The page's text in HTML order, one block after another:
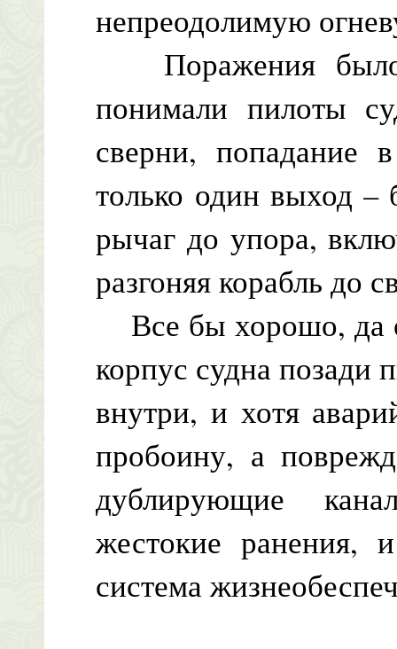
непреодолимую
Поражения было
понимали пилоты
сверни, попадание
только один выход –
рычаг до упора,
разгоняя корабль до
Все бы хорошо, да
корпус судна позади
внутри, и хотя
пробоину, а
дублирующие
жестокие ранения,
система